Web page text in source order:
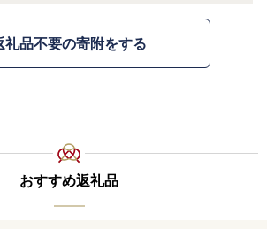
礼品不要の寄附をする
おすすめ返礼品